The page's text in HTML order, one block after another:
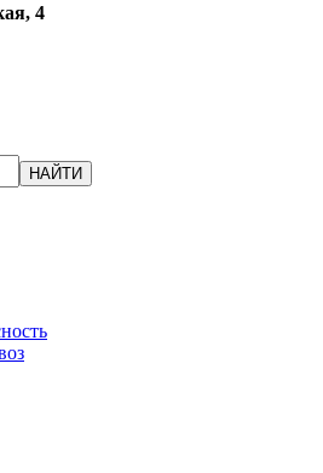
4
НАЙТИ